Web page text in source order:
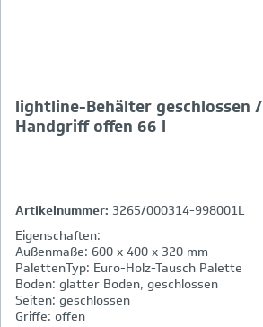
lightline-Behälter geschlossen /
Handgriff offen 66 l
Artikelnummer: 3265/000314-998001L
Eigenschaften:
Außenmaße: 600 x 400 x 320 mm
PalettenTyp: Euro-Holz-Tausch Palette
Boden: glatter Boden, geschlossen
Seiten: geschlossen
Griffe: offen